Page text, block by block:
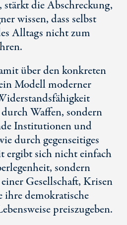
die Abschreckung,
wissen, dass selbst
Alltags nicht zum
über den konkreten
Modell moderner
Waffen, sondern
Institutionen und
durch gegenseitiges
ergibt sich nicht einfach
sondern
Gesellschaft, Krisen
ihre demokratische
preiszugeben.